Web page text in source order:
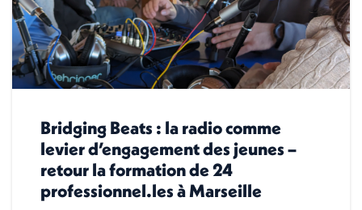
Bridging Beats : la radio comme
levier d’engagement des jeunes –
retour la formation de 24
professionnel.les à Marseille